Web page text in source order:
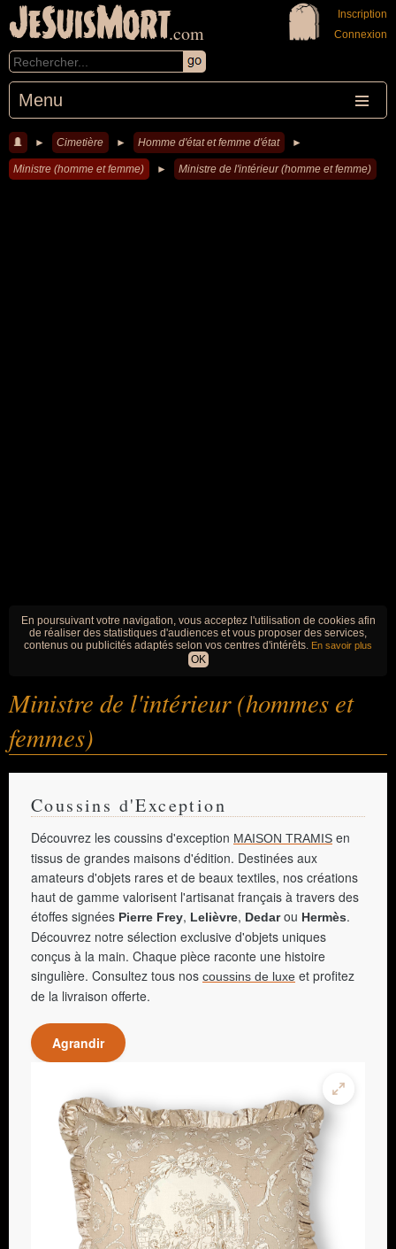
JeSuisMort.com
Menu
Inscription
Connexion
► Cimetière ► Homme d'état et femme d'état ►
Ministre (homme et femme) ► Ministre de l'intérieur (homme et femme)
En poursuivant votre navigation, vous acceptez l'utilisation de cookies afin
de réaliser des statistiques d'audiences et vous proposer des services,
contenus ou publicités adaptés selon vos centres d'intérêts. En savoir plus
OK
Ministre de l'intérieur (hommes et
femmes)
Coussins d'Exception
Découvrez les coussins d'exception MAISON TRAMIS en
tissus de grandes maisons d'édition. Destinées aux
amateurs d'objets rares et de beaux textiles, nos créations
haut de gamme valorisent l'artisanat français à travers des
étoffes signées Pierre Frey, Lelièvre, Dedarou Hermès.
Découvrez notre sélection exclusive d'objets uniques
conçus à la main. Chaque pièce raconte une histoire
singulière. Consultez tous nos coussins de luxe et profitez
de la livraison offerte.
Agrandir